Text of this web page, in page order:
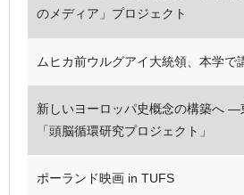
のメディア」プロジェクト
ムヒカ前ウルグアイ大統領、本学で
新しいヨーロッパ史概念の構築へ ―
「頭脳循環研究プロジェクト」
ポーランド映画 in TUFS